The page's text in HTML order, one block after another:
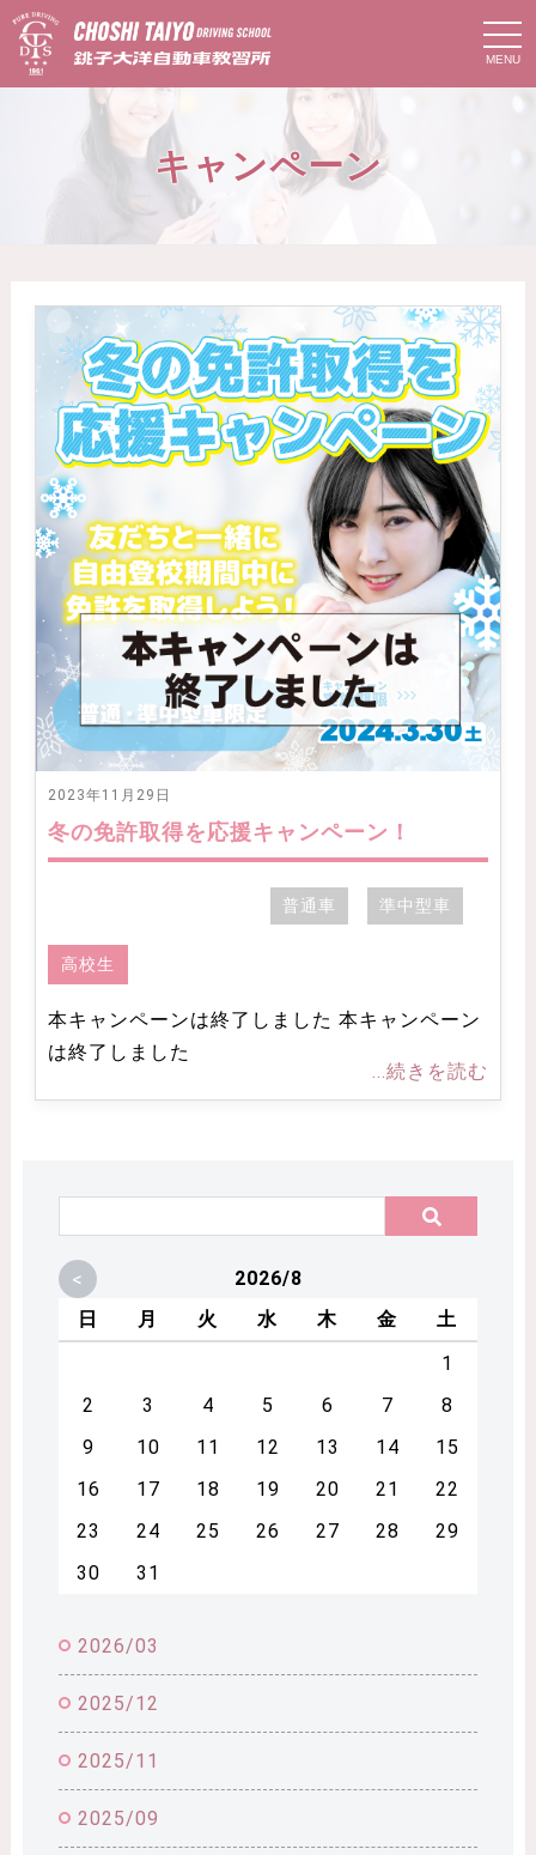
t
o
g
g
キャンペーン
2023年11月29日
冬の免許取得を応援キャンペーン！
普通車 準中型車
高校生
本キャンペーンは終了しました 本キャンペーン
は終了しました
...続きを読む
<
2026/8
日
月 火 水 木 金
土
1
2
3 4 5 6 7
8
9
10 11 12 13 14
15
16
17 18 19 20 21
22
23
24 25 26 27 28
29
30
31
2026/03
2025/12
2025/11
2025/09